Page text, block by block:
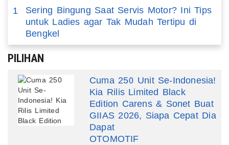
1
Sering Bingung Saat Servis Motor? Ini Tips
untuk Ladies agar Tak Mudah Tertipu di
Bengkel
PILIHAN
Cuma 250 Unit Se-Indonesia!
Kia Rilis Limited Black
Edition Carens & Sonet Buat
GIIAS 2026, Siapa Cepat Dia
Dapat
OTOMOTIF